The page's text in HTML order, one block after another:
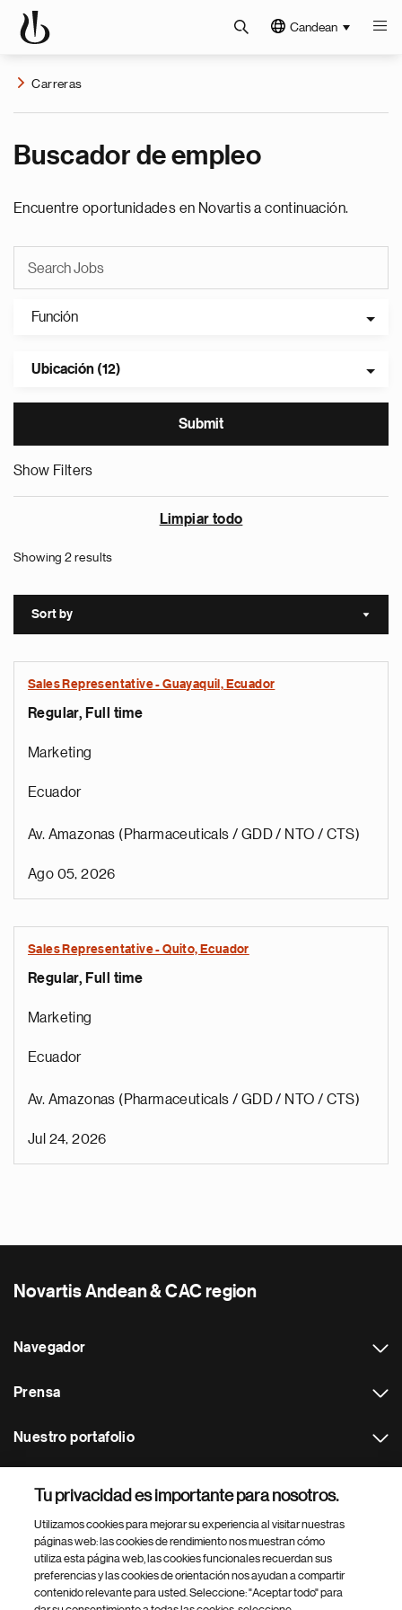
Candean
Carreras
Buscador de empleo
Encuentre oportunidades en Novartis a continuación.
Función
Ubicación (12)
Show Filters
Limpiar todo
Showing 2 results
Sort by Sort
Sales Representative - Guayaquil, Ecuador
Regular, Full time
Marketing
Ecuador
Av. Amazonas (Pharmaceuticals / GDD / NTO / CTS)
Ago 05, 2026
Sales Representative - Quito, Ecuador
Regular, Full time
Marketing
Ecuador
Av. Amazonas (Pharmaceuticals / GDD / NTO / CTS)
Jul 24, 2026
Novartis Andean & CAC region
Navegador
Prensa
Nuestro portafolio
Footer Site Search
Tu privacidad es importante para nosotros.
Utilizamos cookies para mejorar su experiencia al visitar nuestras
páginas web: las cookies de rendimiento nos muestran cómo
utiliza esta página web, las cookies funcionales recuerdan sus
preferencias y las cookies de orientación nos ayudan a compartir
contenido relevante para usted. Seleccione: "Aceptar todo" para